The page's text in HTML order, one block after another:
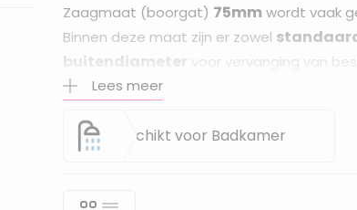
Zaagmaat (boorgat) 75mm wordt vaak
Binnen deze maat zijn er zowel
buitendiameter voor vervanging van
binnengebruik
Lees meer
Geschikt voor Badkamer